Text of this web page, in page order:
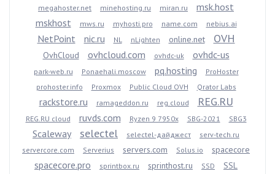
megahoster.net minehosting.ru miran.ru
msk.host
mskhost
mws.ru myhosti.pro name.com nebius.ai
NetPoint nic.ru NL nLighten online.net OVH
OvhCloud ovhcloud.com ovhdc-uk ovhdc-us
park-web.ru Ponaehali.moscow pq.hosting
ProHoster
prohoster.info
Proxmox Public Cloud OVH Qrator Labs
rackstore.ru ramageddon.ru reg.cloud REG.RU
REG.RU cloud ruvds.com Ryzen 9 7950x SBG-2021 SBG3
Scaleway selectel selectel-дайджест
serv-tech.ru
servercore.com
Serverius servers.com Solus.io spacecore
spacecore.pro sprintbox.ru sprinthost.ru SSD
SSL